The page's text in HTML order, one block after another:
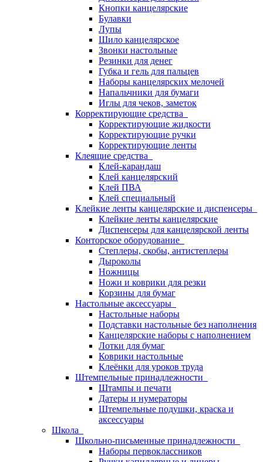
Кнопки канцелярские
Булавки
Лупы
Шило канцелярское
Звонки настольные
Резинки для денег
Губка и гель для пальцев
Наборы канцелярских мелочей
Напальчники для бумаги
Иглы для чеков, заметок
Корректирующие средства
Корректирующие жидкости
Корректирующие ручки
Корректирующие ленты
Клеящие средства
Клей-карандаш
Клей канцелярский
Клей ПВА
Клей специальный
Клейкие ленты канцелярские и диспенсеры
Клейкие ленты канцелярские
Диспенсеры для канцелярской ленты
Конторское оборудование
Степлеры, скобы, антистеплеры
Дыроколы
Ножницы
Ножи и коврики для резки
Корзины для бумаг
Настольные аксессуары
Настольные наборы
Подставки настольные без наполнения
Канцелярские наборы с наполнением
Лотки для бумаг
Коврики настольные
Клеёнки для уроков труда
Штемпельные принадлежности
Штампы и печати
Датеры и нумераторы
Штемпельные подушки, краска и
аксессуары
Школа
Школьно-письменные принадлежности
Наборы первоклассников